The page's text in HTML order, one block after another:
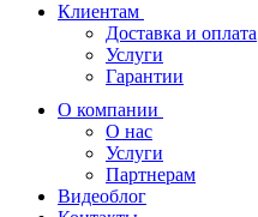
Клиентам
Доставка и оплата
Услуги
Гарантии
О компании
О нас
Услуги
Партнерам
Видеоблог